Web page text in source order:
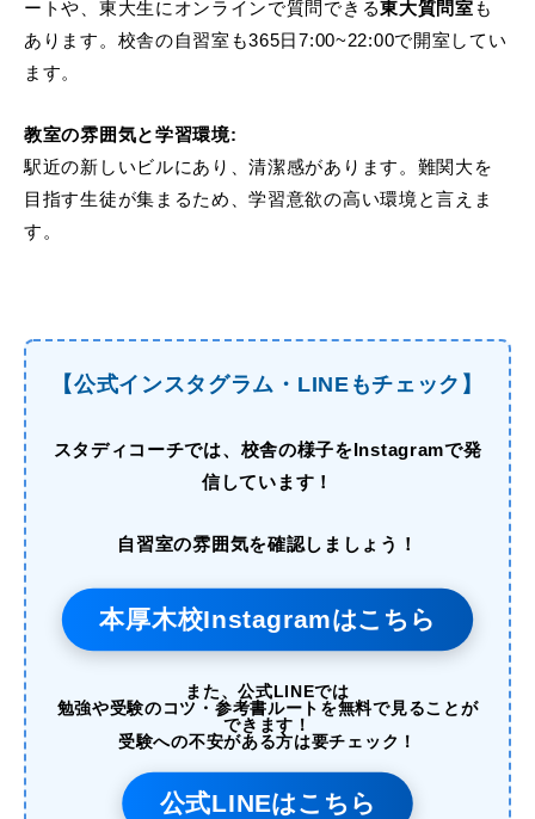
ートや、東大生にオンラインで質問できる東大質問室も
あります。校舎の自習室も365日7:00~22:00で開室してい
ます。
教室の雰囲気と学習環境:
駅近の新しいビルにあり、清潔感があります。難関大を
目指す生徒が集まるため、学習意欲の高い環境と言えま
す。
【公式インスタグラム・LINEもチェック】
スタディコーチでは、 校舎の様子をInstagramで発
信しています！
自習室の雰囲気を確認しましょう！
本厚木校Instagramはこちら
また、公式LINEでは
勉強や受験のコツ・参考書ルートを無料で見ることが
できます！
受験への不安がある方は要チェック！
公式LINEはこちら